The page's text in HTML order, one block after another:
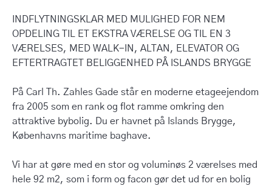
INDFLYTNINGSKLAR MED MULIGHED FOR NEM
OPDELING TIL ET EKSTRA VÆRELSE OG TIL EN 3
VÆRELSES, MED WALK-IN, ALTAN, ELEVATOR OG
EFTERTRAGTET BELIGGENHED PÅ ISLANDS BRYGGE
På Carl Th. Zahles Gade står en moderne etageejendom
fra 2005 som en rank og flot ramme omkring den
attraktive bybolig. Du er havnet på Islands Brygge,
Københavns maritime baghave.
Vi har at gøre med en stor og voluminøs 2 værelses med
hele 92 m2, som i form og facon gør det ud for en bolig